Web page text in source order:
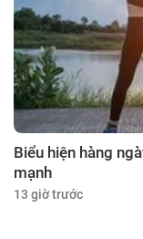
Biểu hiện hàng
mạnh
13 giờ trước